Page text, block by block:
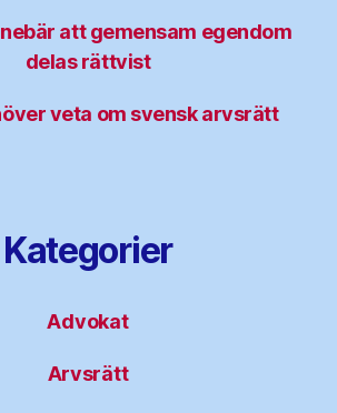
att gemensam egendom
delas rättvist
veta om svensk arvsrätt
Kategorier
Advokat
Arvsrätt